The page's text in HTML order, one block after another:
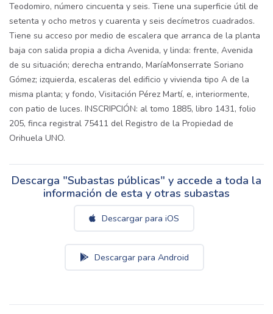
Teodomiro, número cincuenta y seis. Tiene una superficie útil de
setenta y ocho metros y cuarenta y seis decímetros cuadrados.
Tiene su acceso por medio de escalera que arranca de la planta
baja con salida propia a dicha Avenida, y linda: frente, Avenida
de su situación; derecha entrando, MaríaMonserrate Soriano
Gómez; izquierda, escaleras del edificio y vivienda tipo A de la
misma planta; y fondo, Visitación Pérez Martí, e, interiormente,
con patio de luces. INSCRIPCIÓN: al tomo 1885, libro 1431, folio
205, finca registral 75411 del Registro de la Propiedad de
Orihuela UNO.
Descarga "Subastas públicas" y accede a toda la
información de esta y otras subastas
Descargar para iOS
Descargar para Android